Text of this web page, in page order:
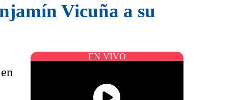
Vicuña a su
EN VIVO